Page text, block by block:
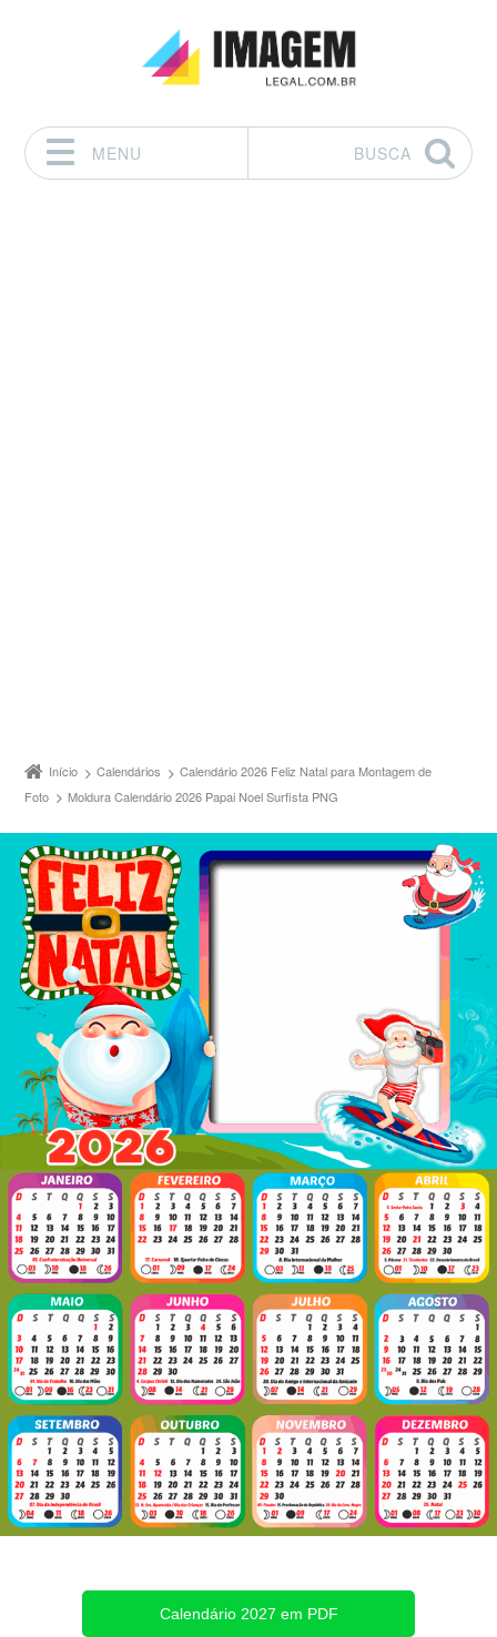
MENU
BUSCA
Início Calendários
Calendário 2026 Feliz Natal para Montagem de
Foto
Moldura Calendário 2026 Papai Noel Surfista PNG
Calendário 2027 em PDF